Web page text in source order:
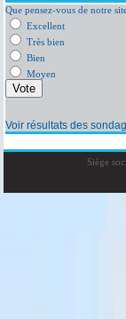
Que pensez-vous de notre
Excellent
Très bien
Bien
Moyen
Voir résultats des
Siège